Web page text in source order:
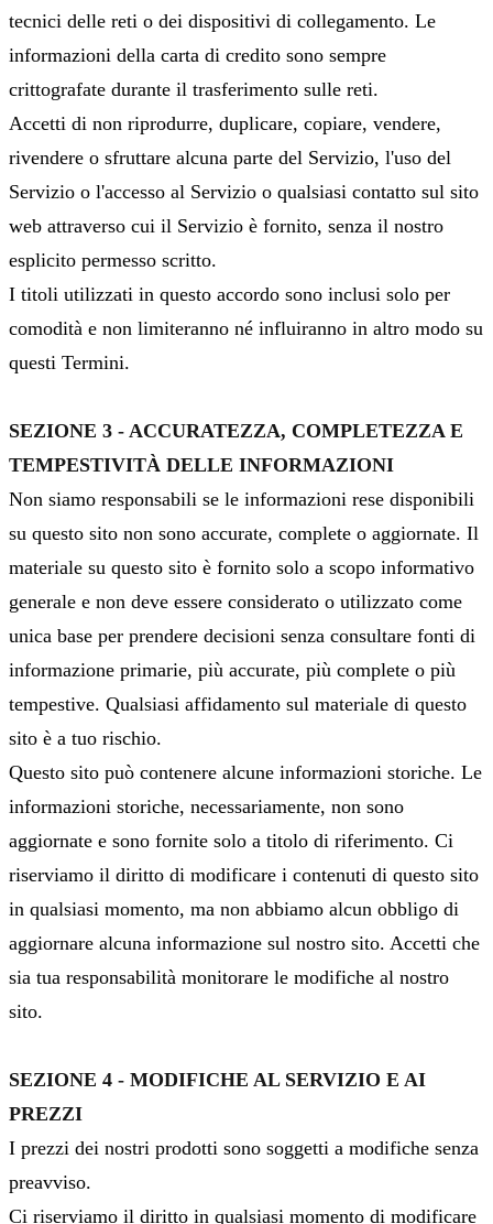
tecnici delle reti o dei dispositivi di collegamento. Le
informazioni della carta di credito sono sempre
crittografate durante il trasferimento sulle reti.
Accetti di non riprodurre, duplicare, copiare, vendere,
rivendere o sfruttare alcuna parte del Servizio, l'uso del
Servizio o l'accesso al Servizio o qualsiasi contatto sul sito
web attraverso cui il Servizio è fornito, senza il nostro
esplicito permesso scritto.
I titoli utilizzati in questo accordo sono inclusi solo per
comodità e non limiteranno né influiranno in altro modo su
questi Termini.
SEZIONE 3 - ACCURATEZZA, COMPLETEZZA E
TEMPESTIVITÀ DELLE INFORMAZIONI
Non siamo responsabili se le informazioni rese disponibili
su questo sito non sono accurate, complete o aggiornate. Il
materiale su questo sito è fornito solo a scopo informativo
generale e non deve essere considerato o utilizzato come
unica base per prendere decisioni senza consultare fonti di
informazione primarie, più accurate, più complete o più
tempestive. Qualsiasi affidamento sul materiale di questo
sito è a tuo rischio.
Questo sito può contenere alcune informazioni storiche. Le
informazioni storiche, necessariamente, non sono
aggiornate e sono fornite solo a titolo di riferimento. Ci
riserviamo il diritto di modificare i contenuti di questo sito
in qualsiasi momento, ma non abbiamo alcun obbligo di
aggiornare alcuna informazione sul nostro sito. Accetti che
sia tua responsabilità monitorare le modifiche al nostro
sito.
SEZIONE 4 - MODIFICHE AL SERVIZIO E AI
PREZZI
I prezzi dei nostri prodotti sono soggetti a modifiche senza
preavviso.
Ci riserviamo il diritto in qualsiasi momento di modificare